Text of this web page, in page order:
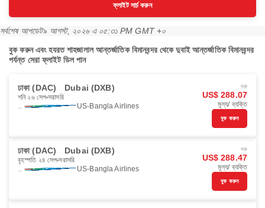
ফ্লাইট সার্চ করুন
সর্বশেষ আপডেট৯ আগস্ট, ২০২৬ এ ০৫:৩১ PM GMT +০
বুক করুন এবং হযরত শাহজালাল আন্তর্জাতিক বিমানবন্দর থেকে দুবাই আন্তর্জাতিক বিমানবন্দর
পর্যন্ত সেরা ফ্লাইট ডিল পান
ঢাকা (DAC) Dubai (DXB)
শনি ২৬ সেপ সরাসরি
US-Bangla Airlines
শুরু
US$ 288.07
মূল্য/ ব্যক্তি
বুক করুন
ঢাকা (DAC) Dubai (DXB)
বৃহস্পতি ২৪ সেপ সরাসরি
US-Bangla Airlines
শুরু
US$ 288.47
মূল্য/ ব্যক্তি
বুক করুন